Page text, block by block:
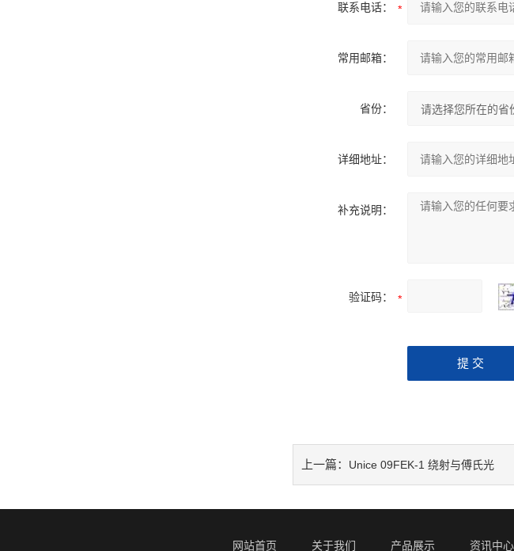
联系电话：
常用邮箱：
省份：
详细地址：
补充说明：
验证码：
上一篇： Unice 09FEK-1 绕射与傅氏光
网站首页 关于我们 产品展示 资讯中心